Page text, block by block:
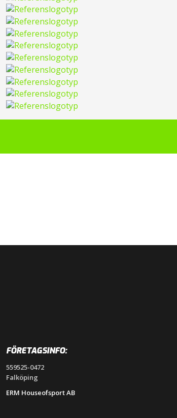
FÖRETAGSINFO:
559525-0472
Falköping
ERM Houseofsport AB